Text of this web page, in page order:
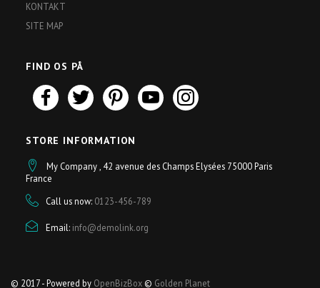
KONTAKT
SITE MAP
FIND OS PÅ
STORE INFORMATION
My Company , 42 avenue des Champs Elysées 75000 Paris
France
Call us now: 0123-456-789
Email: info@demolink.org
© 2017 - Powered by OpenBizBox © Golden Planet